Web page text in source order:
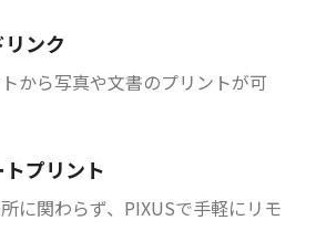
ンク
から写真や文書のプリントが可
プリント
に関わらず、PIXUSで手軽にリモ